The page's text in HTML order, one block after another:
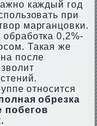
каждый год
при
марганцовки.
0,2%-
Такая же
после
относится
обрезка
побегов